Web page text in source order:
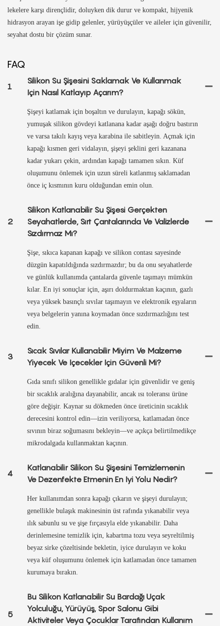
lekelere karşı dirençlidir, doluyken dik durur ve kompakt, hijyenik
hidrasyon arayan işe gidip gelenler, yürüyüşçüler ve aileler için güvenilir,
seyahat dostu bir çözüm sunar.
FAQ
1
Silikon Su Şişesini Saklamak Ve Kullanmak
Için Nasıl Katlayıp Açarım?
Şişeyi katlamak için boşaltın ve durulayın, kapağı sökün,
yumuşak silikon gövdeyi katlanana kadar aşağı doğru bastırın
ve varsa takılı kayış veya karabina ile sabitleyin. Açmak için
kapağı kısmen geri vidalayın, şişeyi şeklini geri kazanana
kadar yukarı çekin, ardından kapağı tamamen sıkın. Küf
oluşumunu önlemek için uzun süreli katlanmış saklamadan
önce iç kısmının kuru olduğundan emin olun.
2
Silikon Katlanabilir Su Şişesi Gerçekten
Seyahatlerde, Sırt Çantalarında Ve Valizlerde
Sızdırmaz Mı?
Şişe, sıkıca kapanan kapağı ve silikon contası sayesinde
düzgün kapatıldığında sızdırmazdır; bu da onu seyahatlerde
ve günlük kullanımda çantalarda güvenle taşımayı mümkün
kılar. En iyi sonuçlar için, aşırı doldurmaktan kaçının, gazlı
veya yüksek basınçlı sıvılar taşımayın ve elektronik eşyaların
veya belgelerin yanına koymadan önce sızdırmazlığını test
edin.
3
Sıcak Sıvılar Kullanabilir Miyim Ve Malzeme
Yiyecek Ve Içecekler Için Güvenli Mi?
Gıda sınıfı silikon genellikle gıdalar için güvenlidir ve geniş
bir sıcaklık aralığına dayanabilir, ancak ısı toleransı ürüne
göre değişir. Kaynar su dökmeden önce üreticinin sıcaklık
derecesini kontrol edin—izin veriliyorsa, katlamadan önce
sıvının biraz soğumasını bekleyin—ve açıkça belirtilmedikçe
mikrodalgada kullanmaktan kaçının.
4
Katlanabilir Silikon Su Şişesini Temizlemenin
Ve Dezenfekte Etmenin En Iyi Yolu Nedir?
Her kullanımdan sonra kapağı çıkarın ve şişeyi durulayın;
genellikle bulaşık makinesinin üst rafında yıkanabilir veya
ılık sabunlu su ve şişe fırçasıyla elde yıkanabilir. Daha
derinlemesine temizlik için, kabartma tozu veya seyreltilmiş
beyaz sirke çözeltisinde bekletin, iyice durulayın ve koku
veya küf oluşumunu önlemek için katlamadan önce tamamen
kurumaya bırakın.
5
Bu Silikon Katlanabilir Su Bardağı Uçak
Yolculuğu, Yürüyüş, Spor Salonu Gibi
Aktiviteler Veya Çocuklar Tarafından Kullanım